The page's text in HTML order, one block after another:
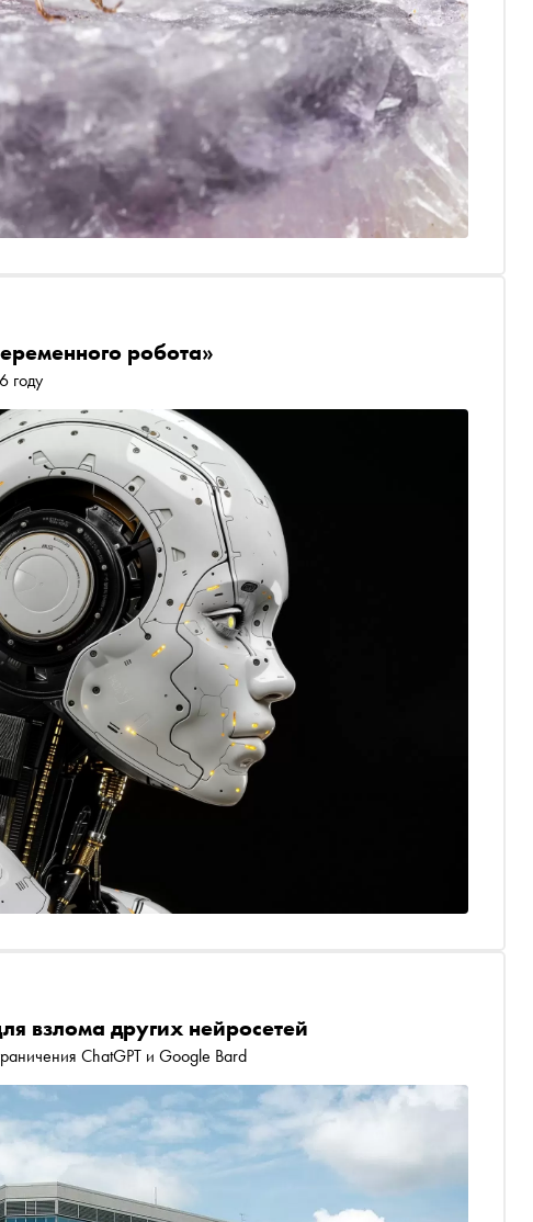
робота»
году
взлома других нейросетей
ChatGPT и Google Bard